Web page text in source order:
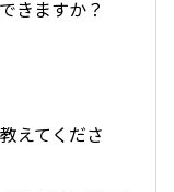
きますか？
えてくださ